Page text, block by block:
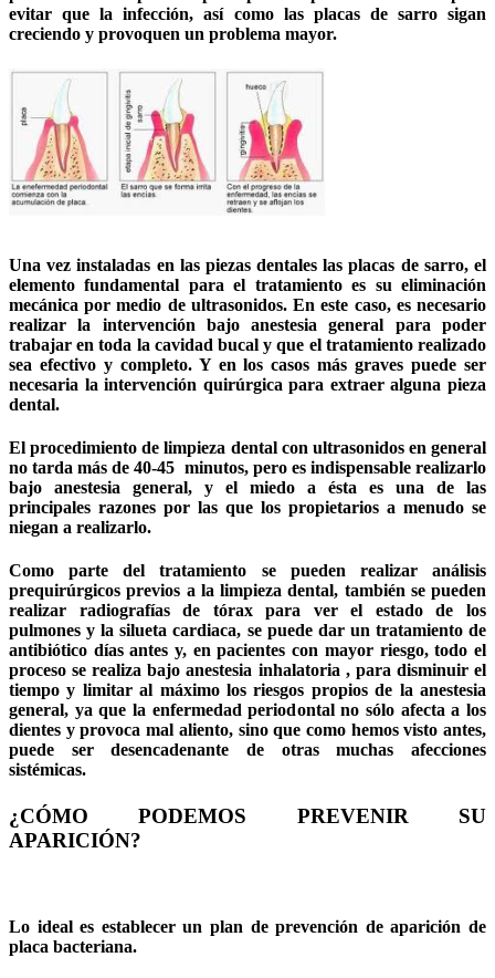
evitar que la infección, así como las placas de sarro sigan
creciendo y provoquen un problema mayor.
Una vez instaladas en las piezas dentales las placas de sarro, el
elemento fundamental para el tratamiento es su eliminación
mecánica por medio de ultrasonidos. En este caso, es necesario
realizar la intervención bajo anestesia general para poder
trabajar en toda la cavidad bucal y que el tratamiento realizado
sea efectivo y completo. Y en los casos más graves puede ser
necesaria la intervención quirúrgica para extraer alguna pieza
dental.
El procedimiento de limpieza dental con ultrasonidos en general
no tarda más de 40-45 minutos, pero es indispensable realizarlo
bajo anestesia general, y el miedo a ésta es una de las
principales razones por las que los propietarios a menudo se
niegan a realizarlo.
Como parte del tratamiento se pueden realizar análisis
prequirúrgicos previos a la limpieza dental, también se pueden
realizar radiografías de tórax para ver el estado de los
pulmones y la silueta cardiaca, se puede dar un tratamiento de
antibiótico días antes y, en pacientes con mayor riesgo, todo el
proceso se realiza bajo anestesia inhalatoria , para disminuir el
tiempo y limitar al máximo los riesgos propios de la anestesia
general, ya que la enfermedad periodontal no sólo afecta a los
dientes y provoca mal aliento, sino que como hemos visto antes,
puede ser desencadenante de otras muchas afecciones
sistémicas.
¿CÓMO PODEMOS PREVENIR SU
APARICIÓN?
Lo ideal es establecer un plan de prevención de aparición de
placa bacteriana.